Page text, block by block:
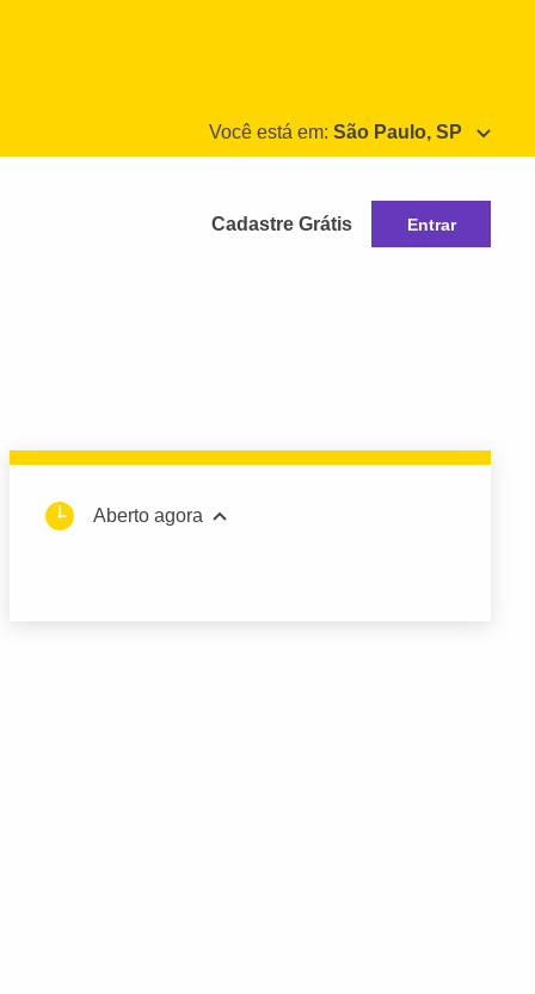
Você está em: São Paulo, SP
Cadastre Grátis Entrar
Aberto agora